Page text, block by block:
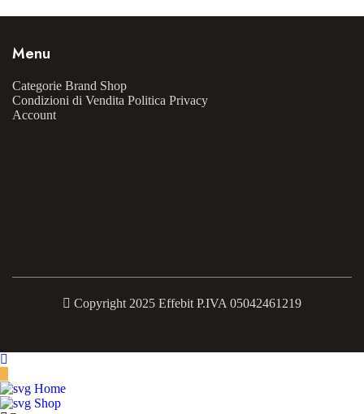
Menu
Categorie Brand Shop
Condizioni di Vendita Politica Privacy
Account
Copyright 2025 Effebit P.IVA 05042461219
Home
Shop